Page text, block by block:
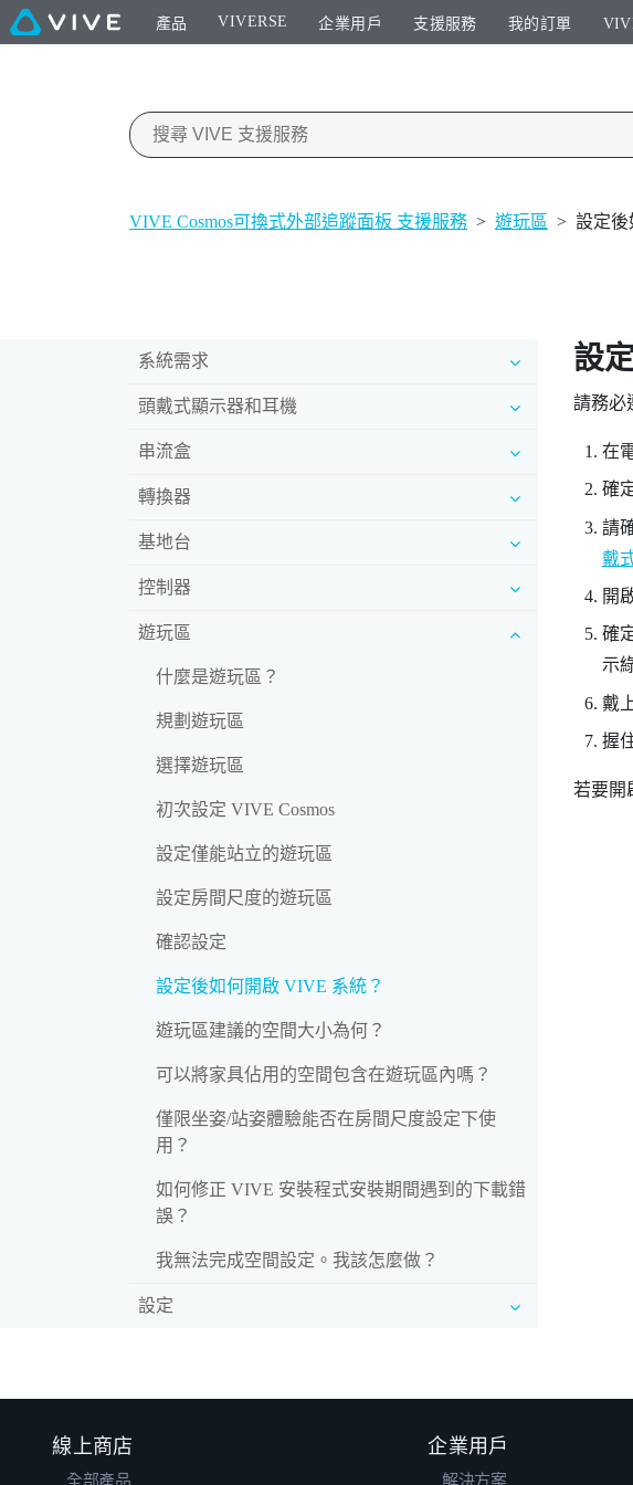
產品 VIVERSE 企業用戶 支援服務 我的訂單
VIVE Cosmos可換式外部追蹤面板 支援服務 > 遊玩區 > 設定後
系統需求
頭戴式顯示器和耳機
串流盒
轉換器
基地台
控制器
遊玩區
什麼是遊玩區？
規劃遊玩區
選擇遊玩區
初次設定 VIVE Cosmos
設定僅能站立的遊玩區
設定房間尺度的遊玩區
確認設定
設定後如何開啟 VIVE 系統？
遊玩區建議的空間大小為何？
可以將家具佔用的空間包含在遊玩區內嗎？
僅限坐姿/站姿體驗能否在房間尺度設定下使
用？
如何修正 VIVE 安裝程式安裝期間遇到的下載錯
誤？
我無法完成空間設定。我該怎麼做？
設定
設
請務必
在
確
請
戴
開
確
示
戴
握
若要開
線上商店
全部產品
企業用戶
解決方案